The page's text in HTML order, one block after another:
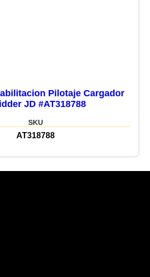
Pilotaje Cargador
JD #AT318788
SKU
AT318788